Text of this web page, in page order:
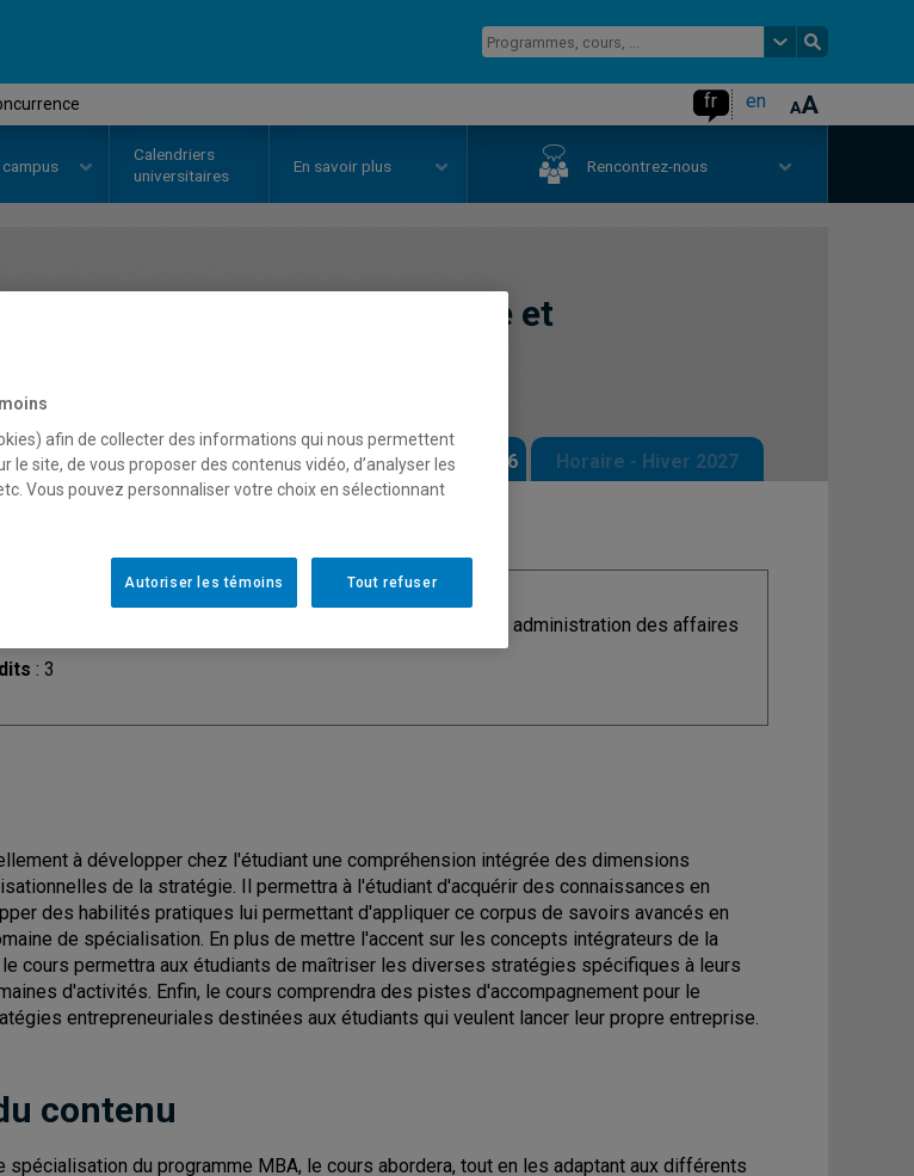
fr en
campus
Calendriers
universitaires
En savoir plus Rencontrez-nous
Stratégie d'entreprise et
Horaire - Été 2026 Horaire - Automne 2026 Horaire - Hiver 2027
: 3
: Maîtrise en administration des affaires
à développer chez l'étudiant une compréhension intégrée des dimensions
de la stratégie. Il permettra à l'étudiant d'acquérir des connaissances en
des habilités pratiques lui permettant d'appliquer ce corpus de savoirs avancés en
de spécialisation. En plus de mettre l'accent sur les concepts intégrateurs de la
cours permettra aux étudiants de maîtriser les diverses stratégies spécifiques à leurs
d'activités. Enfin, le cours comprendra des pistes d'accompagnement pour le
entrepreneuriales destinées aux étudiants qui veulent lancer leur propre entreprise.
contenu
spécialisation du programme MBA, le cours abordera, tout en les adaptant aux différents
afin de collecter des informations qui nous permettent
le site, de vous proposer des contenus vidéo, d’analyser les
Vous pouvez personnaliser votre choix en sélectionnant
Tout refuser
Autoriser les témoins